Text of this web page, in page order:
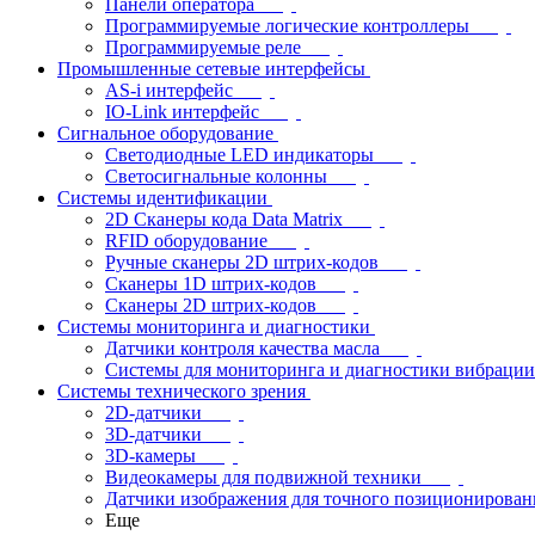
Панели оператора
Программируемые логические контроллеры
Программируемые реле
Промышленные сетевые интерфейсы
AS-i интерфейс
IO-Link интерфейс
Сигнальное оборудование
Светодиодные LED индикаторы
Светосигнальные колонны
Системы идентификации
2D Сканеры кода Data Matrix
RFID оборудование
Ручные сканеры 2D штрих-кодов
Сканеры 1D штрих-кодов
Сканеры 2D штрих-кодов
Системы мониторинга и диагностики
Датчики контроля качества масла
Системы для мониторинга и диагностики вибрации
Системы технического зрения
2D-датчики
3D-датчики
3D-камеры
Видеокамеры для подвижной техники
Датчики изображения для точного
Еще